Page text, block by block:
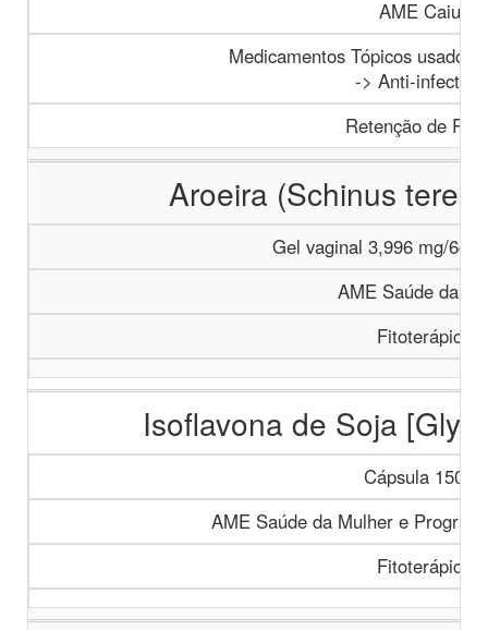
AME Caiucá
Medicamentos Tópicos usados
-> Anti-
Retenção de
Aroeira (Schinus
Gel vaginal 3,996 mg/6g
AME Saúde da
Fitoterápicos
Isoflavona de Soja
Cápsula 150
AME Saúde da Mulher e
Fitoterápicos